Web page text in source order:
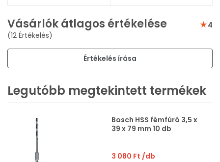
Vásárlók átlagos értékelése
(12 Értékelés)
4
Értékelés írása
Legutóbb megtekintett termékek
Bosch HSS fémfúró 3,5 x
39 x 79 mm 10 db
3 080 Ft /db